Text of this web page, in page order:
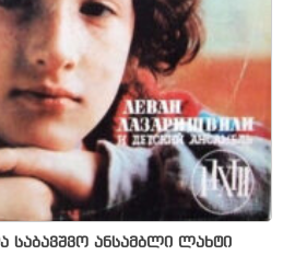
ანსამბლი ლახტი